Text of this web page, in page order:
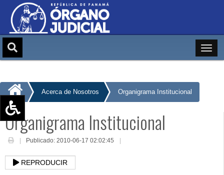
Aumentar texto (+)
Reducir texto (-)
Escala de Brillo
Acerca de Nosotros Organigrama Institucional
Organigrama Institucional
Publicado: 2010-06-17 02:02:45
REPRODUCIR